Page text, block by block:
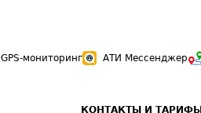
GPS-мониторинг АТИ Мессенджер
КОНТАКТЫ И ТАРИФЫ